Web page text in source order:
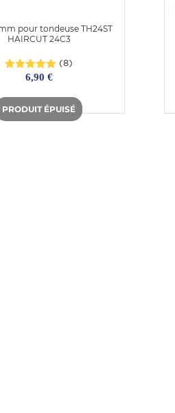
pour tondeuse TH24ST
HAIRCUT 24C3
(8)
6,90 €